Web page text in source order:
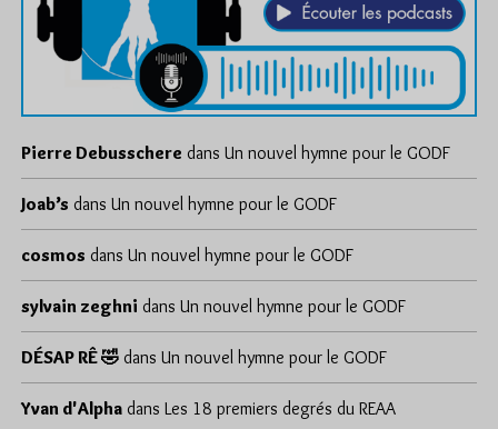
Pierre Debusschere dans Un nouvel hymne pour le GODF
Joab’s dans Un nouvel hymne pour le GODF
cosmos dans Un nouvel hymne pour le GODF
sylvain zeghni dans Un nouvel hymne pour le GODF
DÉSAP RÊ 🤣 dans Un nouvel hymne pour le GODF
Yvan d'Alpha dans Les 18 premiers degrés du REAA